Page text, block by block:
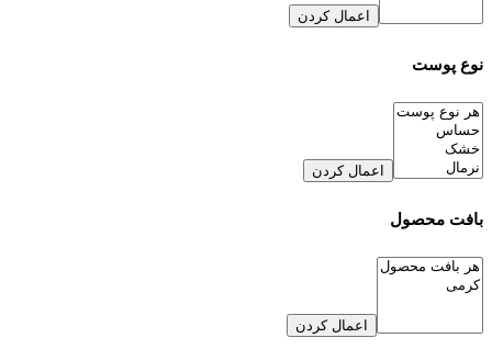
اعمال کردن
نوع پوست
اعمال کردن
بافت محصول
اعمال کردن